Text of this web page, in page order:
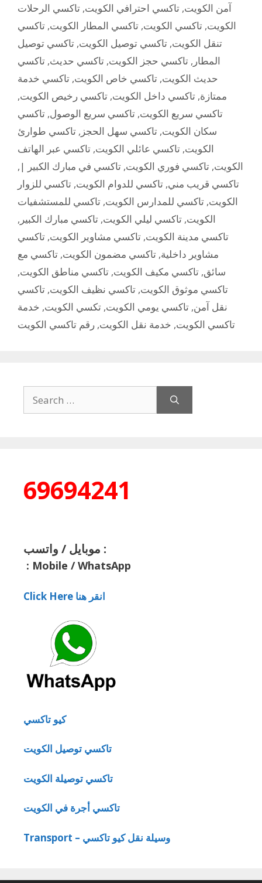
آمن الكويت, تاكسي احترافي الكويت, تاكسي الرحلات
الكويت, تاكسي الكويت, تاكسي المطار الكويت, تاكسي
تنقل الكويت, تاكسي توصيل الكويت, تاكسي توصيل
المطار , تاكسي حجز الكويت, تاكسي حديث, تاكسي
حديث الكويت, تاكسي خاص الكويت, تاكسي خدمة
ممتازة, تاكسي داخل الكويت, تاكسي رخيص الكويت,
تاكسي سريع الكويت, تاكسي سريع الوصول, تاكسي
سكان الكويت, تاكسي سهل الحجز , تاكسي طوارئ
الكويت, تاكسي عائلي الكويت, تاكسي عبر الهاتف
الكويت, تاكسي فوري الكويت, تاكسي في مبارك الكبير |,
تاكسي قريب مني, تاكسي للدوام الكويت, تاكسي للزوار
الكويت, تاكسي للمدارس الكويت, تاكسي للمستشفيات
الكويت, تاكسي ليلي الكويت, تاكسي مبارك الكبير ,
تاكسي مدينة الكويت, تاكسي مشاوير الكويت, تاكسي
مشاوير داخلية, تاكسي مضمون الكويت, تاكسي مع
سائق, تاكسي مكيف الكويت, تاكسي مناطق الكويت,
تاكسي موثوق الكويت, تاكسي نظيف الكويت, تاكسي
نقل آمن, تاكسي يومي الكويت, تكسي الكويت, خدمة
تاكسي الكويت, خدمة نقل الكويت, رقم تاكسي الكويت
for:
69694241
موبايل / واتسب :
: Mobile / WhatsApp
Click Here انقر هنا
كيو تاكسي
تاكسي توصيل الكويت
تاكسي توصيلة الكويت
تاكسي أجرة في الكويت
Transport – وسيلة نقل كيو تاكسي